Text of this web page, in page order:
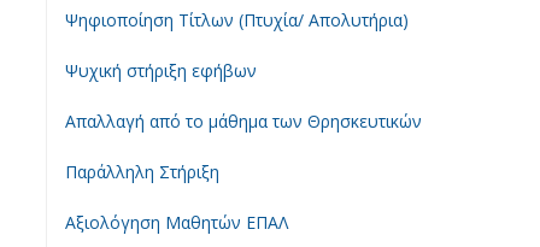
Ψηφιοποίηση Τίτλων (Πτυχία/ Απολυτήρια)
Ψυχική στήριξη εφήβων
Απαλλαγή από το μάθημα των Θρησκευτικών
Παράλληλη Στήριξη
Αξιολόγηση Μαθητών ΕΠΑΛ